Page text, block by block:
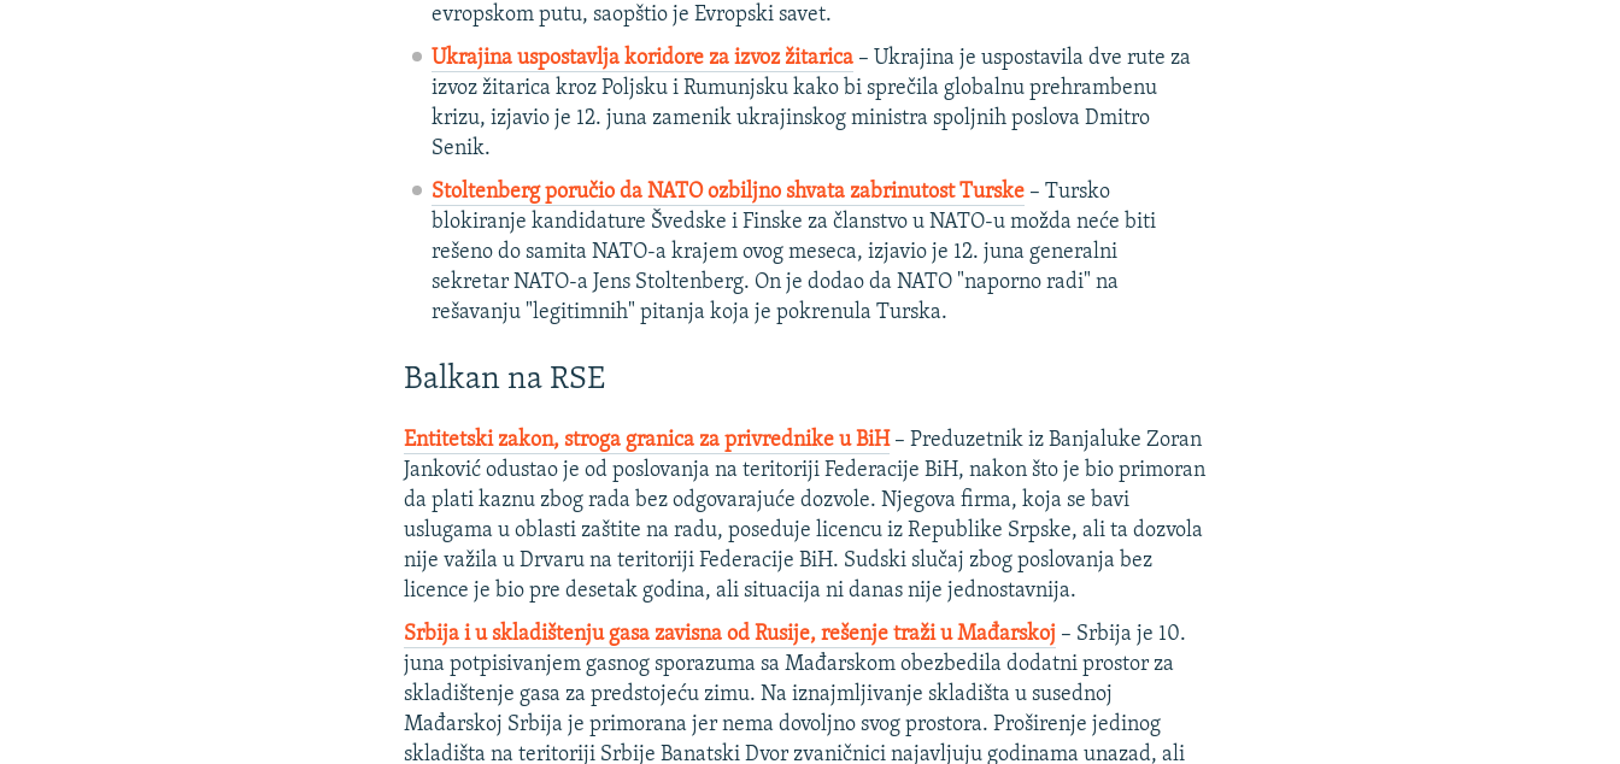
evropskom putu, saopštio je Evropski savet.
Ukrajina uspostavlja koridore za izvoz žitarica– Ukrajina je uspostavila dve rute za
izvoz žitarica kroz Poljsku i Rumunjsku kako bi sprečila globalnu prehrambenu
krizu, izjavio je 12. juna zamenik ukrajinskog ministra spoljnih poslova Dmitro
Senik.
Stoltenberg poručio da NATO ozbiljno shvata zabrinutost Turske– Tursko
blokiranje kandidature Švedske i Finske za članstvo u NATO-u možda neće biti
rešeno do samita NATO-a krajem ovog meseca, izjavio je 12. juna generalni
sekretar NATO-a Jens Stoltenberg. On je dodao da NATO "naporno radi" na
rešavanju "legitimnih" pitanja koja je pokrenula Turska.
Balkan na RSE
Entitetski zakon, stroga granica za privrednike u BiH– Preduzetnik iz Banjaluke Zoran
Janković odustao je od poslovanja na teritoriji Federacije BiH, nakon što je bio primoran
da plati kaznu zbog rada bez odgovarajuće dozvole. Njegova firma, koja se bavi
uslugama u oblasti zaštite na radu, poseduje licencu iz Republike Srpske, ali ta dozvola
nije važila u Drvaru na teritoriji Federacije BiH. Sudski slučaj zbog poslovanja bez
licence je bio pre desetak godina, ali situacija ni danas nije jednostavnija.
Srbija i u skladištenju gasa zavisna od Rusije, rešenje traži u Mađarskoj – Srbija je 10.
juna potpisivanjem gasnog sporazuma sa Mađarskom obezbedila dodatni prostor za
skladištenje gasa za predstojeću zimu. Na iznajmljivanje skladišta u susednoj
Mađarskoj Srbija je primorana jer nema dovoljno svog prostora. Proširenje jedinog
skladišta na teritoriji Srbije Banatski Dvor zvaničnici najavljuju godinama unazad, ali